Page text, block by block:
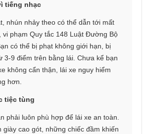
tiếng nhạc
nhún nhảy theo có thể dẫn tới mất
vi phạm Quy tắc 148 Luật Đường Bộ
có thể bị phạt không giới hạn, bị
3-9 điểm trên bằng lái. Chưa kể bạn
không cẩn thận, lái xe nguy hiểm
hơn.
tiệc tùng
phải luôn phù hợp để lái xe an toàn.
giày cao gót, những chiếc đầm khiến